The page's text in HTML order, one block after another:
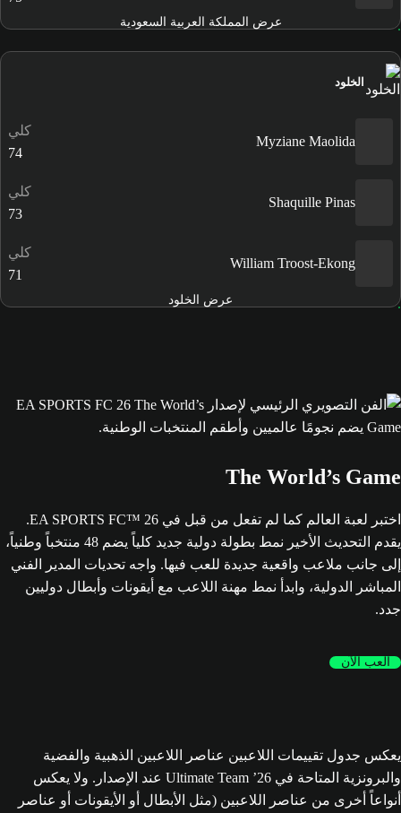
عرض المملكة العربية السعودية
الخلود
Myziane Maolida
كلي
74
Shaquille Pinas
كلي
73
William Troost-Ekong
كلي
71
عرض الخلود
The World’s Game
اختبر لعبة العالم كما لم تفعل من قبل في EA SPORTS FC™ 26.
يقدم التحديث الأخير نمط بطولة دولية جديد كلياً يضم 48 منتخباً وطنياً،
إلى جانب ملاعب واقعية جديدة للعب فيها. واجه تحديات المدير الفني
المباشر الدولية، وابدأ نمط مهنة اللاعب مع أيقونات وأبطال دوليين
جدد.
العب الآن
يعكس جدول تقييمات اللاعبين عناصر اللاعبين الذهبية والفضية
والبرونزية المتاحة في Ultimate Team ’26 عند الإصدار. ولا يعكس
أنواعاً أخرى من عناصر اللاعبين (مثل الأبطال أو الأيقونات أو عناصر